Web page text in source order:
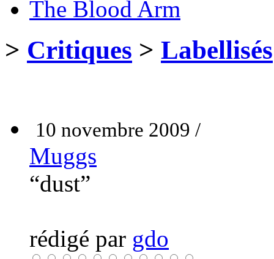
The Blood Arm
> Critiques > Labellisés
10 novembre 2009 /
Muggs
“dust”
rédigé par gdo